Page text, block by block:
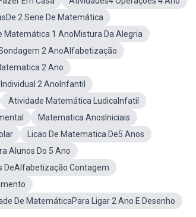
2 Serie De Matemática
Matemática 1 AnoMistura Da Alegria
2 AnoAlfabetização
2 Ano
2 AnoInfantil
Atividade Matemática LudicaInfatil
Matematica AnosIniciais
Licao De Matematica De5 Anos
Alunos Do 5 Ano
DeAlfabetização Contagem
De MatemáticaPara Ligar 2 Ano E Desenho